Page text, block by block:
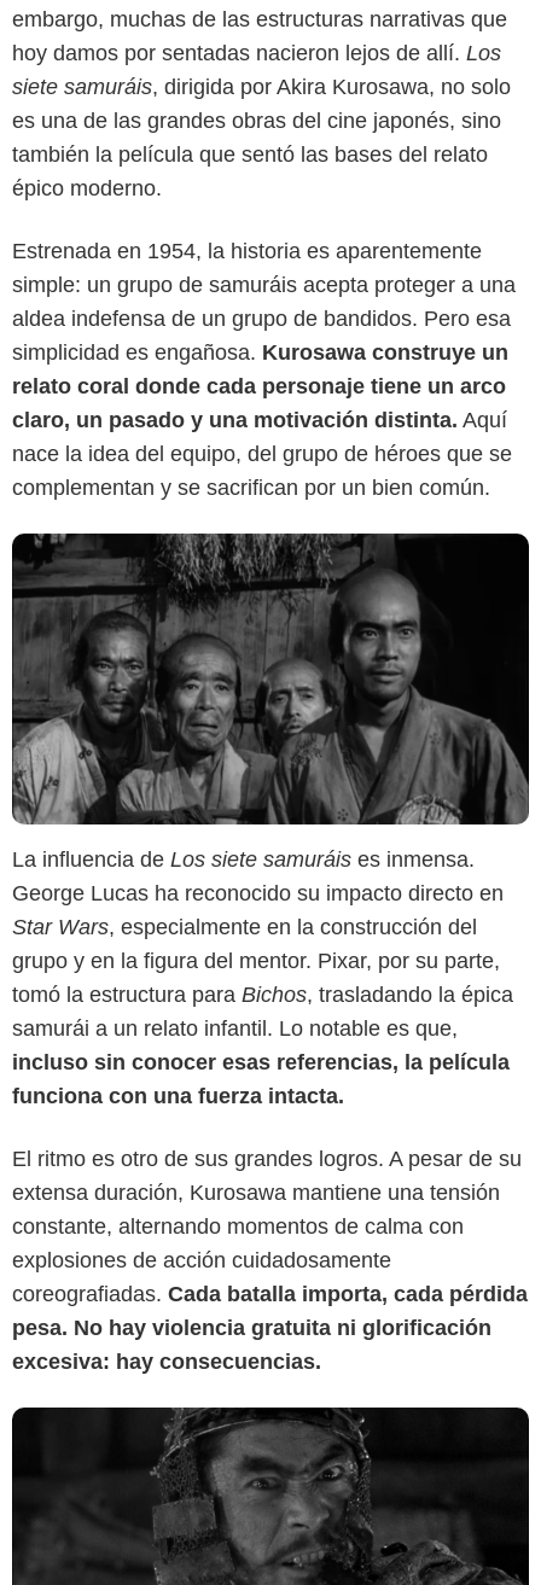
embargo, muchas de las estructuras narrativas que
hoy damos por sentadas nacieron lejos de allí. Los
siete samuráis, dirigida por Akira Kurosawa, no solo
es una de las grandes obras del cine japonés, sino
también la película que sentó las bases del relato
épico moderno.
Estrenada en 1954, la historia es aparentemente
simple: un grupo de samuráis acepta proteger a una
aldea indefensa de un grupo de bandidos. Pero esa
simplicidad es engañosa. Kurosawa construye un
relato coral donde cada personaje tiene un arco
claro, un pasado y una motivación distinta. Aquí
nace la idea del equipo, del grupo de héroes que se
complementan y se sacrifican por un bien común.
Prime Video
La influencia de Los siete samuráis es inmensa.
George Lucas ha reconocido su impacto directo en
Star Wars, especialmente en la construcción del
grupo y en la figura del mentor. Pixar, por su parte,
tomó la estructura para Bichos, trasladando la épica
samurái a un relato infantil. Lo notable es que,
incluso sin conocer esas referencias, la película
funciona con una fuerza intacta.
El ritmo es otro de sus grandes logros. A pesar de su
extensa duración, Kurosawa mantiene una tensión
constante, alternando momentos de calma con
explosiones de acción cuidadosamente
coreografiadas. Cada batalla importa, cada pérdida
pesa. No hay violencia gratuita ni glorificación
excesiva: hay consecuencias.